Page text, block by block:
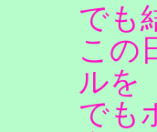
でも
この
ルを
でも